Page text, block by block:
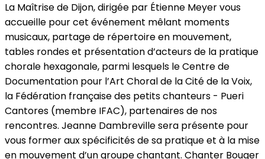
La Maîtrise de Dijon, dirigée par Étienne Meyer vous
accueille pour cet événement mêlant moments
musicaux, partage de répertoire en mouvement,
tables rondes et présentation d’acteurs de la pratique
chorale hexagonale, parmi lesquels le Centre de
Documentation pour l’Art Choral de la Cité de la Voix,
la Fédération française des petits chanteurs - Pueri
Cantores (membre IFAC), partenaires de nos
rencontres. Jeanne Dambreville sera présente pour
vous former aux spécificités de sa pratique et à la mise
en mouvement d’un groupe chantant. Chanter Bouger